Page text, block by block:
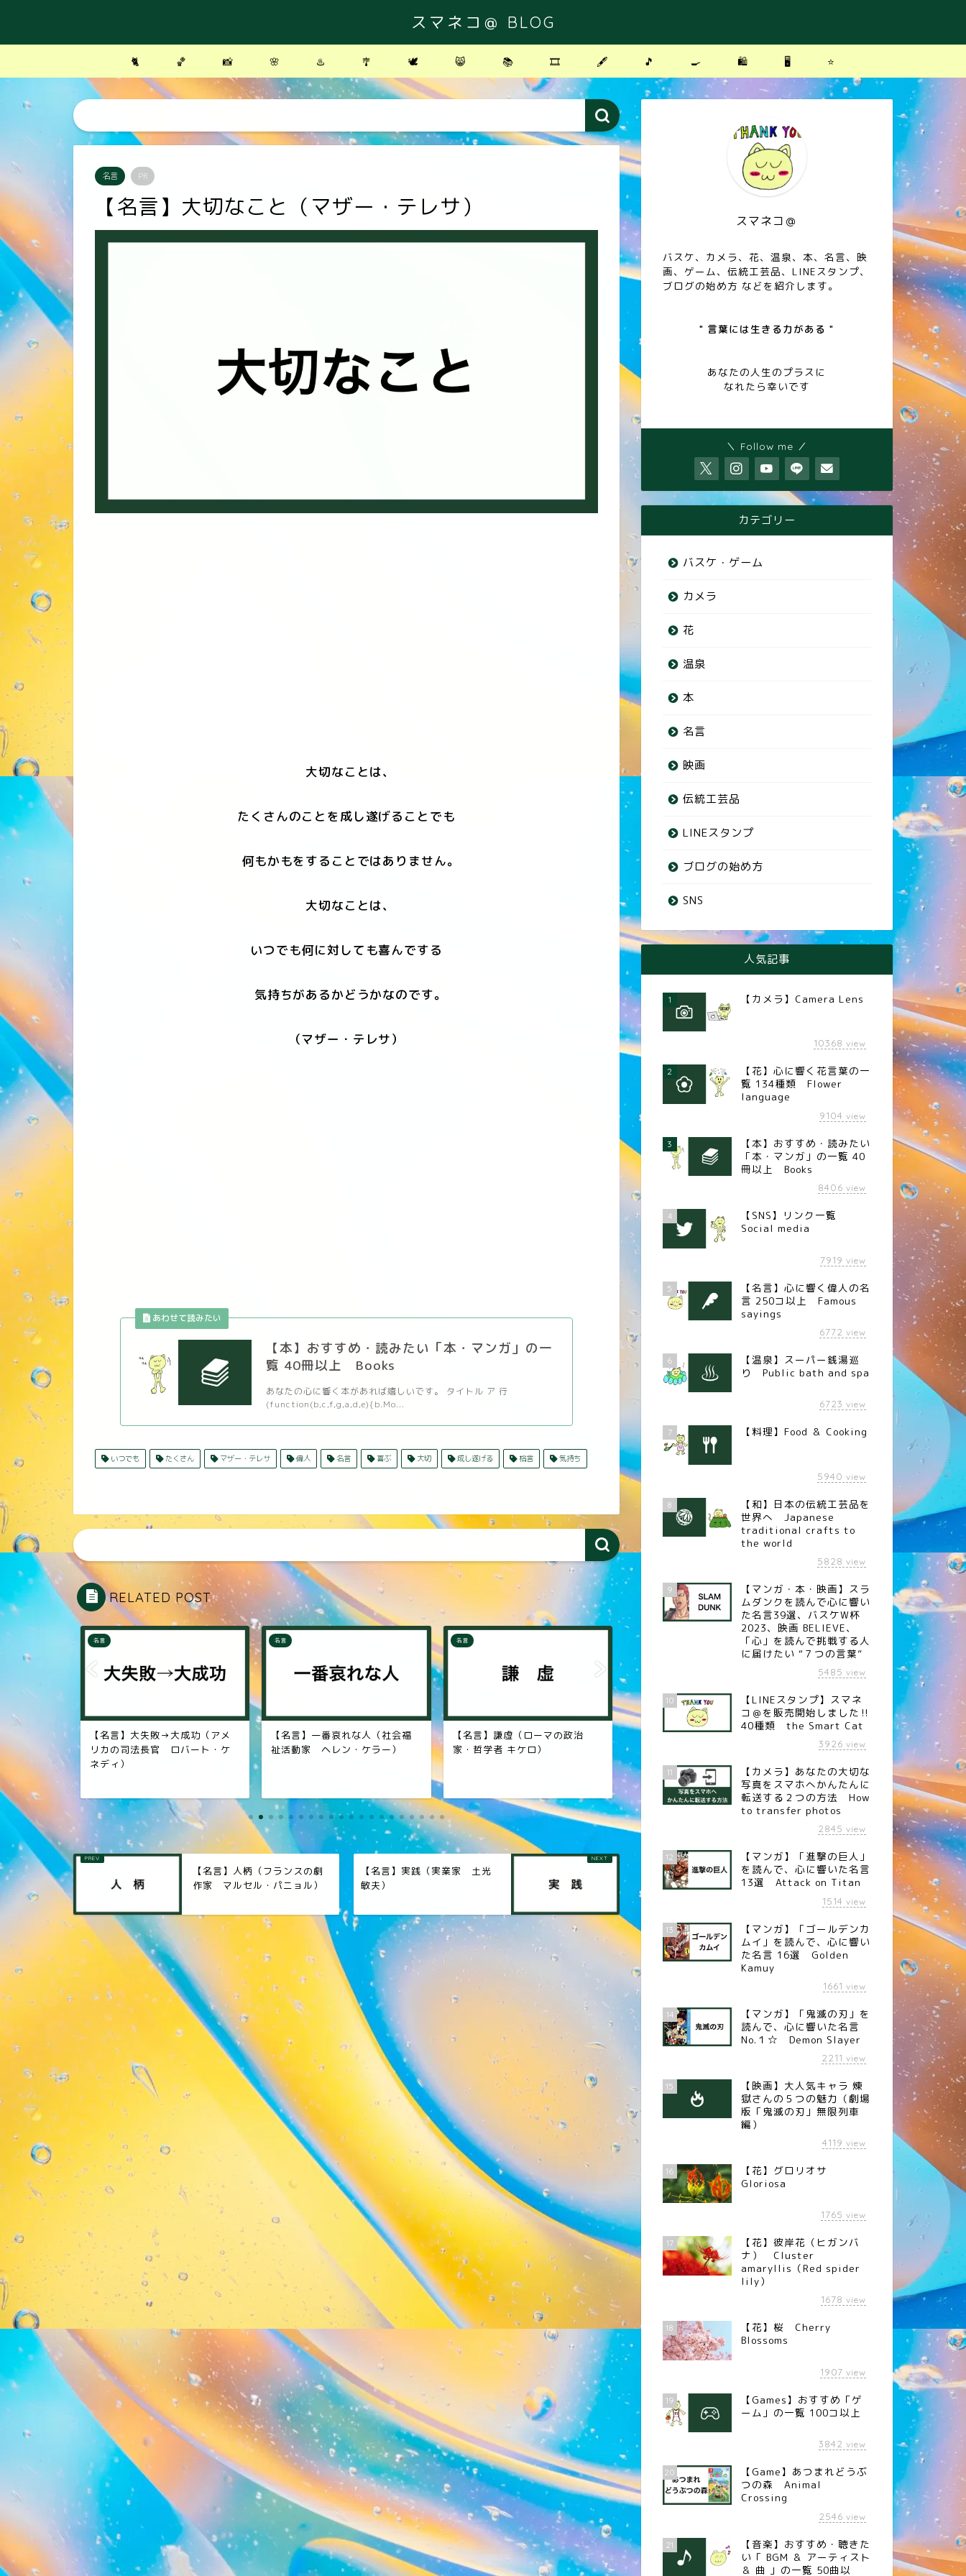
スマネコ＠ BLOG
🐈 🏀 📸 🌸 ♨️ 🎐 🕊 😸 📚 🎞 🖋 🎵 🍳 🛍 🖥 ⭐️
名言 PR
【名言】大切なこと（マザー・テレサ）
大切なことは、
たくさんのことを成し遂げることでも
何もかもをすることではありません。
大切なことは、
いつでも何に対しても喜んでする
気持ちがあるかどうかなのです。
（マザー・テレサ）
【本】おすすめ・読みたい「本・マンガ」の一
覧 40冊以上 Books
あなたの心に響く本があれば嬉しいです。 タイトル ア 行
(function(b,c,f,g,a,d,e){b.Mo...
いつでも たくさん マザー・テレサ 偉人 名言 喜ぶ 大切 成し遂げる 格言 気持ち
RELATED POST
ト・ケ
名言
【名言】一番哀れな人（社会福
祉活動家 ヘレン・ケラー）
名言
【名言】謙虚（ローマの政治
家・哲学者 キケロ）
名言
【名言】求めること（ロシアの
小説家 レフ・トルストイ）
名言
【名言】苦しみと喜び（ドイツ
名言
【名言】悩まない（Panasonic創
業者 松下幸之助）
【名言】人柄（フランスの劇
作家 マルセル・パニョル）
【名言】実践（実業家 土光
敏夫）
スマネコ＠
バスケ、カメラ、花、温泉、本、名言、映
画、ゲーム、伝統工芸品、LINEスタンプ、
ブログの始め方 などを紹介します。
" 言葉には生きる力がある "
あなたの人生のプラスに
なれたら幸いです
＼ Follow me ／
カテゴリー
バスケ・ゲーム
カメラ
花
温泉
本
名言
映画
伝統工芸品
LINEスタンプ
ブログの始め方
SNS
人気記事
1 【カメラ】Camera Lens
10368 view
2
【花】心に響く花言葉の一
覧 134種類 Flower
language
9104 view
3
【本】おすすめ・読みたい
「本・マンガ」の一覧 40
冊以上 Books
8406 view
4
【SNS】リンク一覧
Social media
7919 view
5
【名言】心に響く偉人の名
言 250コ以上 Famous
sayings
6772 view
6
【温泉】スーパー銭湯巡
り Public bath and spa
6723 view
7 【料理】Food ＆ Cooking
5940 view
8
【和】日本の伝統工芸品を
世界へ Japanese
traditional crafts to
the world
5828 view
9
【マンガ・本・映画】スラ
ムダンクを読んで心に響い
た名言39選、バスケW杯
2023、映画 BELIEVE、
「心」を読んで挑戦する人
に届けたい “７つの言葉”
5485 view
10
【LINEスタンプ】スマネ
コ＠を販売開始しました‼︎
40種類 the Smart Cat
3926 view
11
【カメラ】あなたの大切な
写真をスマホへかんたんに
転送する２つの方法 How
to transfer photos
2845 view
12
【マンガ】「進撃の巨人」
を読んで、心に響いた名言
13選 Attack on Titan
1514 view
13
【マンガ】「ゴールデンカ
ムイ」を読んで、心に響い
た名言 16選 Golden
Kamuy
1661 view
14
【マンガ】「鬼滅の刃」を
読んで、心に響いた名言
No.１☆ Demon Slayer
2211 view
15
【映画】大人気キャラ 煉󠄁
獄さんの５つの魅力（劇場
版「鬼滅の刃」無限列車
編）
4119 view
16
【花】グロリオサ
Gloriosa
1765 view
17
【花】彼岸花（ヒガンバ
ナ） Cluster
amaryllis（Red spider
lily）
1678 view
18
【花】桜 Cherry
Blossoms
1907 view
19
【Games】おすすめ「ゲ
ーム」の一覧 100コ以上
3842 view
20
【Game】あつまれどうぶ
つの森 Animal
Crossing
2546 view
21
【音楽】おすすめ・聴きた
い「 BGM ＆ アーティスト
＆ 曲 」の一覧 50曲以